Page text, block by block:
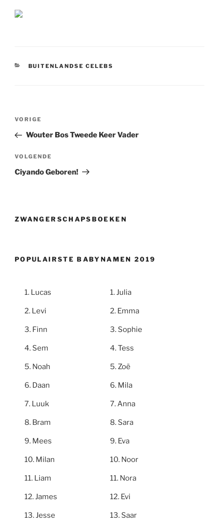
CATEGORIEËN
BUITENLANDSE CELEBS
Berichtnavigatie
Vorig
bericht
VORIGE
Wouter Bos Tweede Keer Vader
Volgend
bericht
VOLGENDE
Ciyando Geboren!
ZWANGERSCHAPSBOEKEN
POPULAIRSTE BABYNAMEN 2019
Lucas
Levi
Finn
Sem
Noah
Daan
Luuk
Bram
Mees
Milan
Liam
James
Jesse
Julia
Emma
Sophie
Tess
Zoë
Mila
Anna
Sara
Eva
Noor
Nora
Evi
Saar